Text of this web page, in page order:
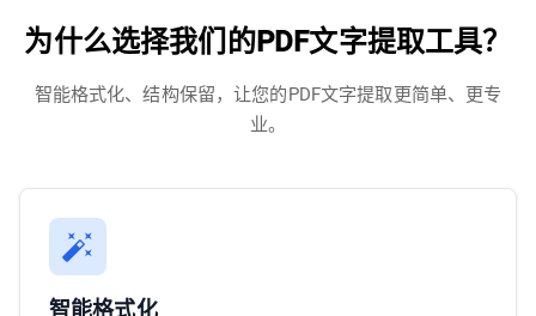
为什么选择我们的PDF文字提取工具？
智能格式化、结构保留，让您的PDF文字提取更简单、更专
业。
智能格式化